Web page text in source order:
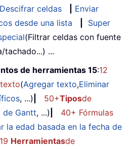
celdas
Enviar
desde una lista
Super
(Filtrar celdas con fuente
tachado...) ...
de herramientas 15:12
(Agregar texto,Eliminar
, ...) 50+Tiposde
de Gantt, ...)
40+ Fórmulas
la edad basada en la fecha de
19 Herramientasde